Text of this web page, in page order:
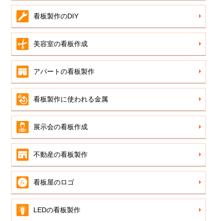
看板製作のDIY
美容室の看板作成
アパートの看板製作
看板製作に使われる金属
展示会の看板作成
不動産の看板製作
看板屋のロゴ
LEDの看板製作